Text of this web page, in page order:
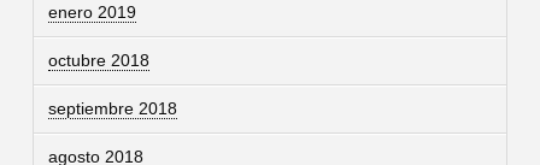
enero 2019
octubre 2018
septiembre 2018
agosto 2018